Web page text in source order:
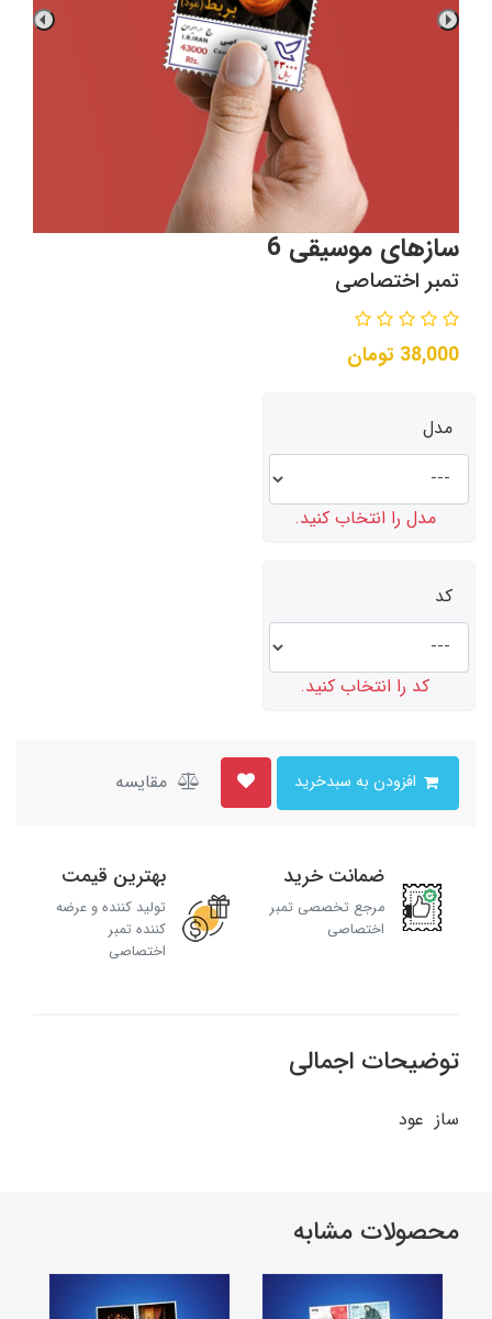
سازهای موسیقی 6
تمبر اختصاصی
38,000 تومان
مدل
مدل را انتخاب کنید.
کد
کد را انتخاب کنید.
مقایسه
ضمانت خرید
مرجع تخصصی تمبر
اختصاصی
بهترین قیمت
تولید کننده و عرضه
کننده تمبر
اختصاصی
توضیحات اجمالی
ساز عود
محصولات مشابه